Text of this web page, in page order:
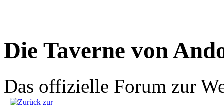
Die Taverne von
Das offizielle Forum zur